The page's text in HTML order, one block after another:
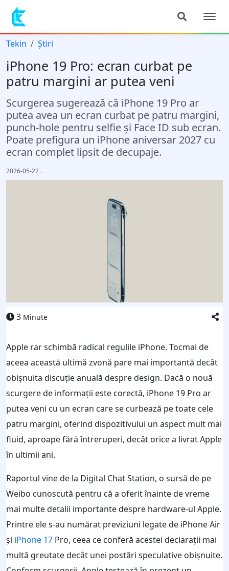
Tekin Știri
iPhone 19 Pro: ecran curbat pe
patru margini ar putea veni
Scurgerea sugerează că iPhone 19 Pro ar
putea avea un ecran curbat pe patru margini,
punch-hole pentru selfie şi Face ID sub ecran.
Poate prefigura un iPhone aniversar 2027 cu
ecran complet lipsit de decupaje.
2026-05-22 .
3 Minute
Apple rar schimbă radical regulile iPhone. Tocmai de
aceea această ultimă zvonă pare mai importantă decât
obişnuita discuţie anuală despre design. Dacă o nouă
scurgere de informaţii este corectă, iPhone 19 Pro ar
putea veni cu un ecran care se curbează pe toate cele
patru margini, oferind dispozitivului un aspect mult mai
fluid, aproape fără întreruperi, decât orice a livrat Apple
în ultimii ani.
Raportul vine de la Digital Chat Station, o sursă de pe
Weibo cunoscută pentru că a oferit înainte de vreme
mai multe detalii importante despre hardware-ul Apple.
Printre ele s-au numărat previziuni legate de iPhone Air
şi iPhone 17 Pro, ceea ce conferă acestei declaraţii mai
multă greutate decât unei postări speculative obişnuite.